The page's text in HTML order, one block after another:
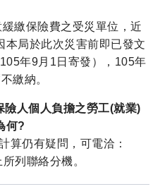
繳保險費之受災單位，近
本局於此次災害前即已發文
年9月1日寄發），105年
繳納。
人個人負擔之勞工(就業)
何?
算仍有疑問，可電洽：
列聯絡分機。